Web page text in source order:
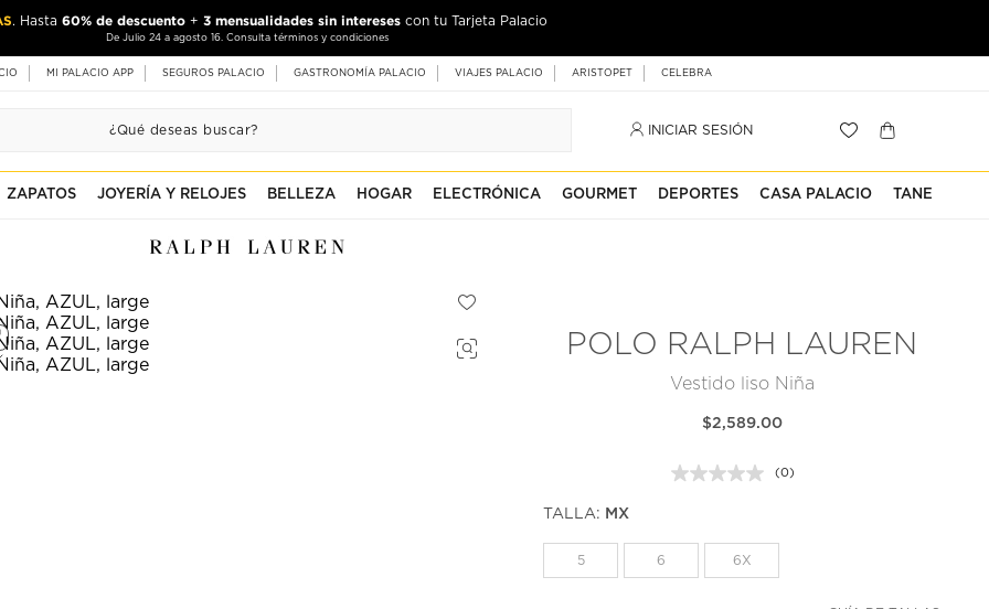
. Hasta 60% de descuento + 3 mensualidades sin intereses con tu Tarjeta Palacio
De Julio 24 a agosto 16. Consulta términos y condiciones
MI PALACIO APP SEGUROS PALACIO GASTRONOMÍA PALACIO VIAJES PALACIO ARISTOPET CELEBRA
INICIAR SESIÓN
ZAPATOS JOYERÍA Y RELOJES BELLEZA HOGAR ELECTRÓNICA GOURMET DEPORTES CASA PALACIO TANE
POLO RALPH LAUREN
Vestido liso Niña
$2,589.00
Sin
(0)
TALLA: MX
5 6 6X